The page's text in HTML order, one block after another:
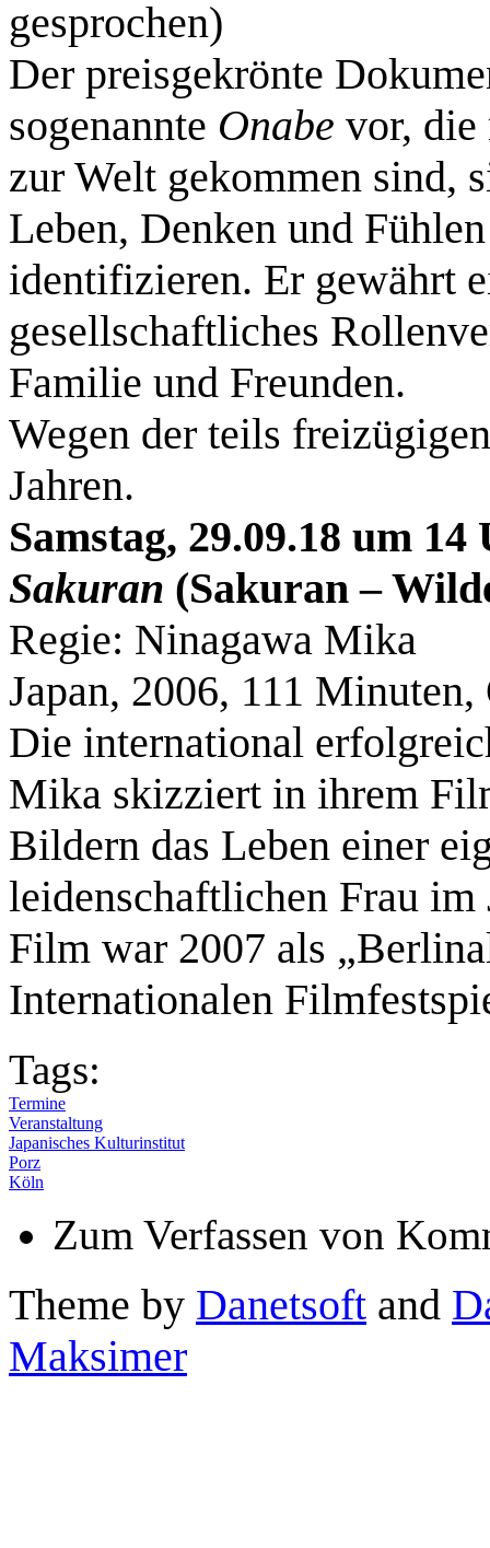
gesprochen)
Der preisgekrönte
sogenannte Onabe vor,
zur Welt gekommen sind,
Leben, Denken und
identifizieren. Er gewährt
gesellschaftliches
Familie und Freunden.
Wegen der teils
Jahren.
Samstag, 29.09.18 um 14
Sakuran (Sakuran –
Regie: Ninagawa Mika
Japan, 2006, 111
Die international
Mika skizziert in ihrem
Bildern das Leben einer
leidenschaftlichen Frau im
Film war 2007 als
Internationalen
Tags:
Termine
Veranstaltung
Japanisches Kulturinstitut
Porz
Köln
Zum Verfassen von
Theme by Danetsoft and
Maksimer